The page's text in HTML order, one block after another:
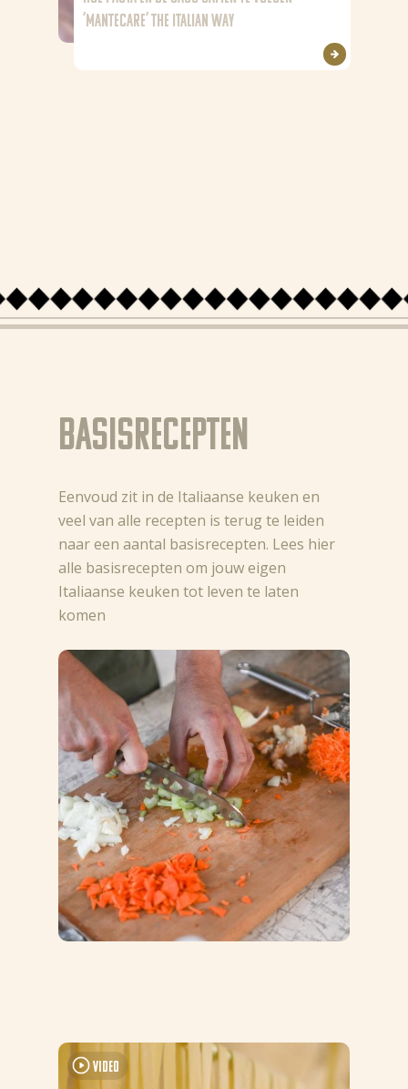
‘MANTECARE’ THE ITALIAN WAY
Basisrecepten
Eenvoud zit in de Italiaanse keuken en
veel van alle recepten is terug te leiden
naar een aantal basisrecepten. Lees hier
alle basisrecepten om jouw eigen
Italiaanse keuken tot leven te laten
komen
Video
Producten
NL (BE)
FR (BE)